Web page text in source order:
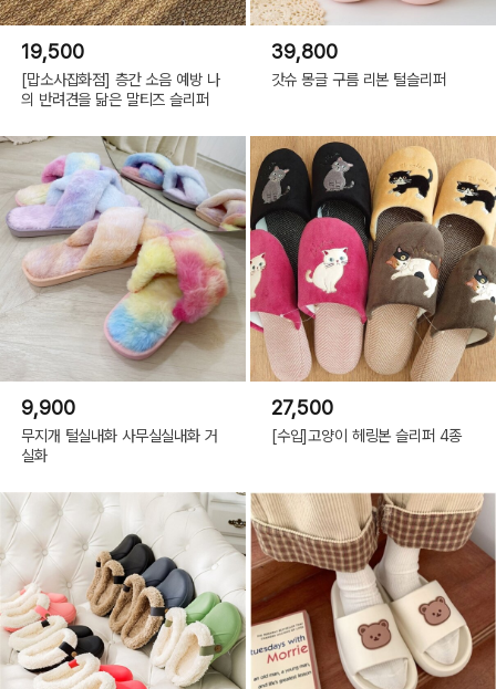
19,500
[맙소사잡화점] 층간 소음 예방 나
의 반려견을 닮은 말티즈 슬리퍼
39,800
갓슈 몽글 구름 리본 털슬리퍼
9,900
무지개 털실내화 사무실실내화 거
실화
27,500
[수입]고양이 헤링본 슬리퍼 4종